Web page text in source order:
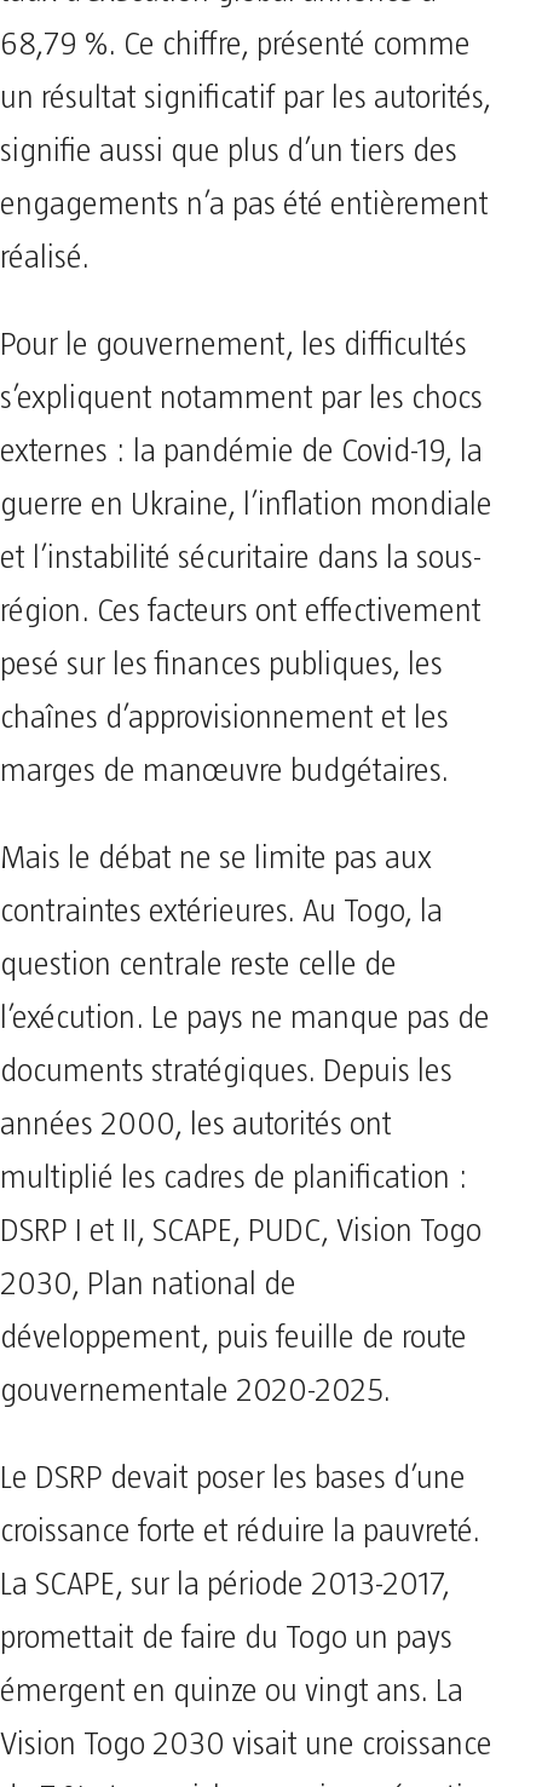
68,79 %. Ce chiffre, présenté comme
un résultat significatif par les autorités,
signifie aussi que plus d’un tiers des
engagements n’a pas été entièrement
réalisé.
Pour le gouvernement, les difficultés
s’expliquent notamment par les chocs
externes : la pandémie de Covid-19, la
guerre en Ukraine, l’inflation mondiale
et l’instabilité sécuritaire dans la sous-
région. Ces facteurs ont effectivement
pesé sur les finances publiques, les
chaînes d’approvisionnement et les
marges de manœuvre budgétaires.
Mais le débat ne se limite pas aux
contraintes extérieures. Au Togo, la
question centrale reste celle de
l’exécution. Le pays ne manque pas de
documents stratégiques. Depuis les
années 2000, les autorités ont
multiplié les cadres de planification :
DSRP I et II, SCAPE, PUDC, Vision Togo
2030, Plan national de
développement, puis feuille de route
gouvernementale 2020-2025.
Le DSRP devait poser les bases d’une
croissance forte et réduire la pauvreté.
La SCAPE, sur la période 2013-2017,
promettait de faire du Togo un pays
émergent en quinze ou vingt ans. La
Vision Togo 2030 visait une croissance